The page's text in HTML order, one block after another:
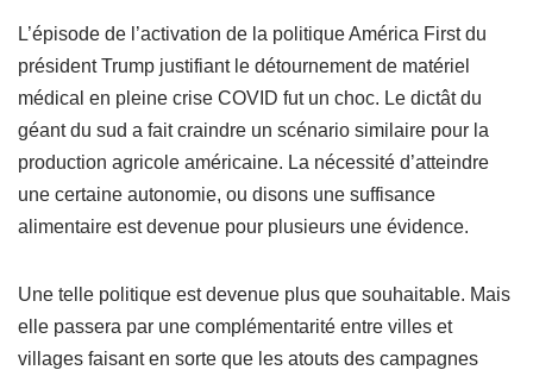
L’épisode de l’activation de la politique América First du
président Trump justifiant le détournement de matériel
médical en pleine crise COVID fut un choc. Le dictât du
géant du sud a fait craindre un scénario similaire pour la
production agricole américaine. La nécessité d’atteindre
une certaine autonomie, ou disons une suffisance
alimentaire est devenue pour plusieurs une évidence.
Une telle politique est devenue plus que souhaitable. Mais
elle passera par une complémentarité entre villes et
villages faisant en sorte que les atouts des campagnes